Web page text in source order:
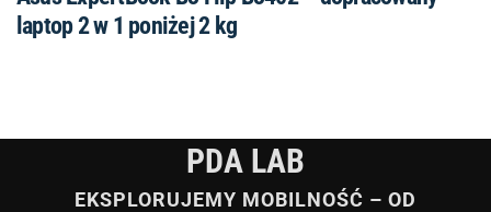
laptop 2 w 1 poniżej 2 kg
PDA LAB
EKSPLORUJEMY MOBILNOŚĆ – OD